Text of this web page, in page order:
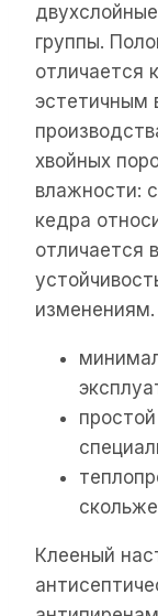
группы.
отличается
эстетичным
хвойных
влажности:
кедра
отличается
Клееный